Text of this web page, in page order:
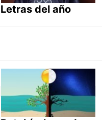
Letras del año